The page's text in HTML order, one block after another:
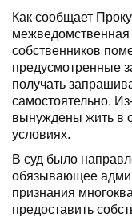
Как сообщает
межведомственная
собственников
предусмотренные
получать
самостоятельно.
вынуждены жить в
условиях.
В суд было
обязывающее
признания
предоставить